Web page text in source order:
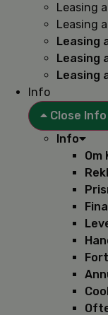
Leasing
Leasing
Leasing
Leasing
Leasing
Info
Close Info
Info
Om